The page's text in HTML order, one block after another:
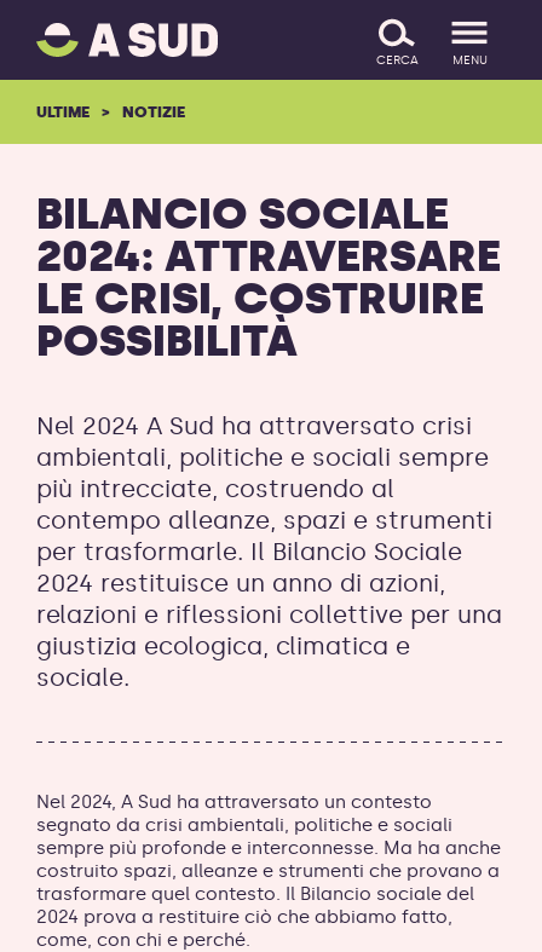
SALTA IL CONTENUTO
A
SUD
logo
ritorna
alla
CERCA MENU
ULTIME NOTIZIE
BILANCIO SOCIALE
2024: ATTRAVERSARE
LE CRISI, COSTRUIRE
POSSIBILITÀ
Nel 2024 A Sud ha attraversato crisi
ambientali, politiche e sociali sempre
più intrecciate, costruendo al
contempo alleanze, spazi e strumenti
per trasformarle. Il Bilancio Sociale
2024 restituisce un anno di azioni,
relazioni e riflessioni collettive per una
giustizia ecologica, climatica e
sociale.
Nel 2024, A Sud ha attraversato un contesto
segnato da crisi ambientali, politiche e sociali
sempre più profonde e interconnesse. Ma ha anche
costruito spazi, alleanze e strumenti che provano a
trasformare quel contesto. Il Bilancio sociale del
2024 prova a restituire ciò che abbiamo fatto,
come, con chi e perché.